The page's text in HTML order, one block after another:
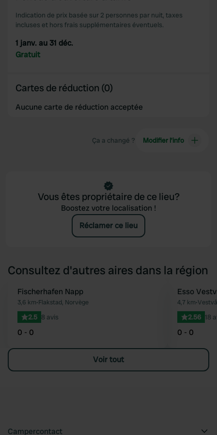
Indication de prix basée sur 2 personnes par nuit, taxes
incluses et hors frais supplémentaires éventuels.
1 janv. au 31 déc.
Gratuit
Cartes de réduction (0)
Aucune carte de réduction acceptée
Ça a changé ? Modifier l’info
Vous êtes propriétaire de ce lieu?
Boostez votre localisation !
Réclamer ce lieu
Consultez d'autres aires dans la région
Préféré
Fischerhafen Napp
3,6 km•Flakstad, Norvège
2.5 8 avis
0 - 0
Esso
4,7 km•
2.56 18
0 - 0
Voir tout
Campercontact